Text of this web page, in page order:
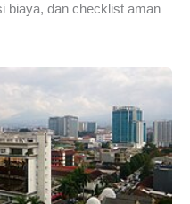
biaya, dan checklist aman